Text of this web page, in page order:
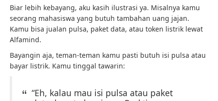
Biar lebih kebayang, aku kasih ilustrasi ya. Misalnya kamu
seorang mahasiswa yang butuh tambahan uang jajan.
Kamu bisa jualan pulsa, paket data, atau token listrik lewat
Alfamind.
Bayangin aja, teman-teman kamu pasti butuh isi pulsa atau
bayar listrik. Kamu tinggal tawarin:
“Eh, kalau mau isi pulsa atau paket